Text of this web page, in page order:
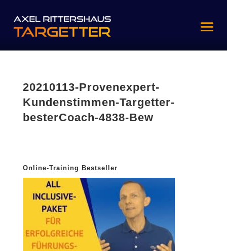
20210113-Provenexpert-
Kundenstimmen-Targetter-
besterCoach-4838-Bew
Online-Training Bestseller